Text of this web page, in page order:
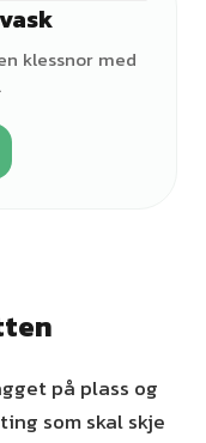
klessnor med
på plass og
som skal skje